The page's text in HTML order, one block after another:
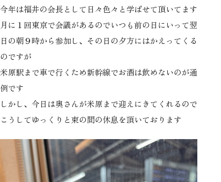
今年は福井の会長として日々色々と学ばせて頂いてます
月に１回東京で会議があるのでいつも前の日にいって翌
日の朝９時から参加し、その日の夕方にはかえってくる
のですが
米原駅まで車で行くため新幹線でお酒は飲めないのが通
例です
しかし、今日は奥さんが米原まで迎えにきてくれるので
こうしてゆっくりと束の間の休息を頂いております